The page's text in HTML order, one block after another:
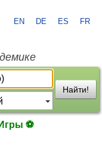
EN DE ES FR
Найти!
Игры ⚽